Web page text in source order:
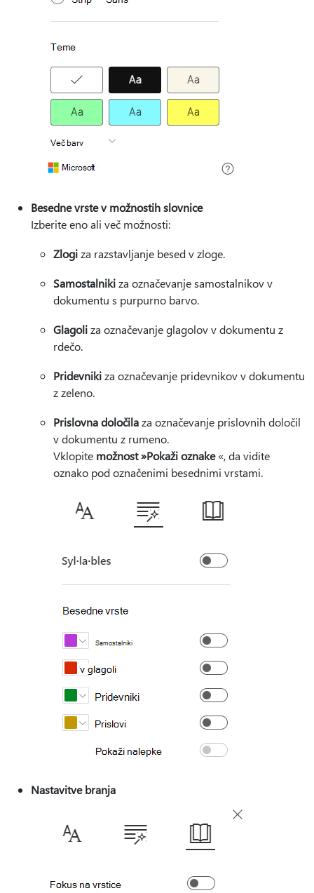
Besedne vrste v možnostih slovnice
Izberite eno ali več možnosti:
Zlogiza razstavljanje besed v zloge.
Samostalnikiza označevanje samostalnikov v
dokumentu s purpurno barvo.
Glagoliza označevanje glagolov v dokumentu z
rdečo.
Pridevnikiza označevanje pridevnikov v dokumentu
z zeleno.
Prislovna določilaza označevanje prislovnih določil
v dokumentu z rumeno.
Vklopite možnost »Pokaži oznake«, da vidite
oznako pod označenimi besednimi vrstami.
Nastavitve branja